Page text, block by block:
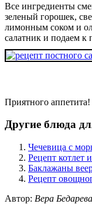
Все ингредиенты
зеленый горошек,
лимонным соком и
салатник и подаем к
Приятного аппетита!
Другие блюда
Чечевица с
Рецепт котлет
Баклажаны
Рецепт
Автор: Вера Бедарева